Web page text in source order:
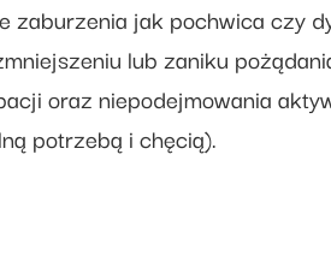
jak pochwica czy
lub zaniku
oraz niepodejmowania
potrzebą i chęcią).